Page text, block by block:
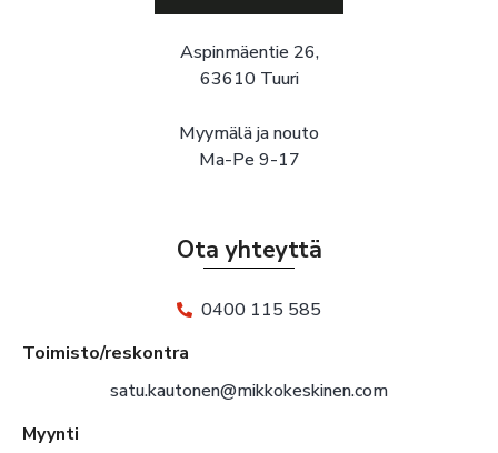
Aspinmäentie 26,
63610 Tuuri
Myymälä ja nouto
Ma-Pe 9-17
Ota yhteyttä
0400 115 585
Toimisto/reskontra
satu.kautonen@mikkokeskinen.com
Myynti